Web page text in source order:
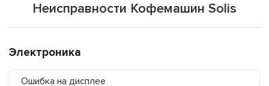
Неисправности Кофемашин Solis
Электроника
Ошибка на дисплее